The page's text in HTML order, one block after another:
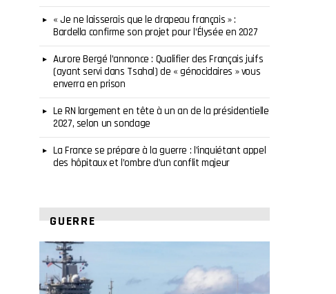
« Je ne laisserais que le drapeau français » :
Bardella confirme son projet pour l’Élysée en 2027
Aurore Bergé l’annonce : Qualifier des Français juifs
(ayant servi dans Tsahal) de « génocidaires » vous
enverra en prison
Le RN largement en tête à un an de la présidentielle
2027, selon un sondage
La France se prépare à la guerre : l’inquiétant appel
des hôpitaux et l’ombre d’un conflit majeur
GUERRE